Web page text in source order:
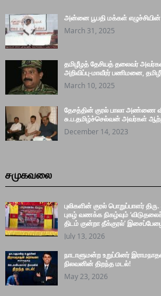
அன்னை பூபதி மக்கள் எழுச்சியின்
March 31, 2025
தமிழீழத் தேசியத் தலைவர்
அறிவிப்பு-மாவீரர் பணிமனை,
March 10, 2025
தேசத்தின் குரல் பாலா அண்ணை
சு.ப.தமிழ்ச்செல்வன் அவர்கள்
December 14, 2023
சமுகவலை
புலிகளின் குரல் பொறுப்பாளர்
புகழ் வணக்க நிகழ்வும்
திடம் குன்றா தீக்குரல்’
July 13, 2026
நாடாளுமன்ற உறுப்பினர்
நிலவனின் திறந்த மடல்!
May 23, 2026